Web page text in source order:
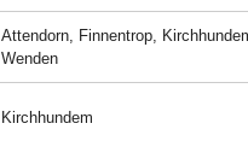
Attendorn, Finnentrop,
Wenden
Kirchhundem